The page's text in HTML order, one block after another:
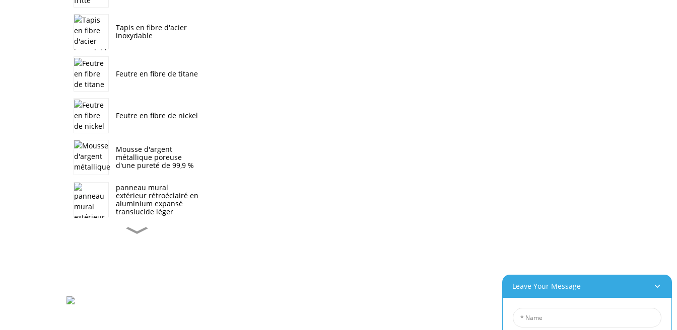
Tapis en fibre d'acier
inoxydable
Feutre en fibre de titane
Feutre en fibre de nickel
Mousse d'argent
métallique poreuse
d'une pureté de 99,9 %
panneau mural
extérieur rétroéclairé en
aluminium expansé
translucide léger
Panneau composite en
Nouvelles
Actualités De L'industrie
Leave Your Message